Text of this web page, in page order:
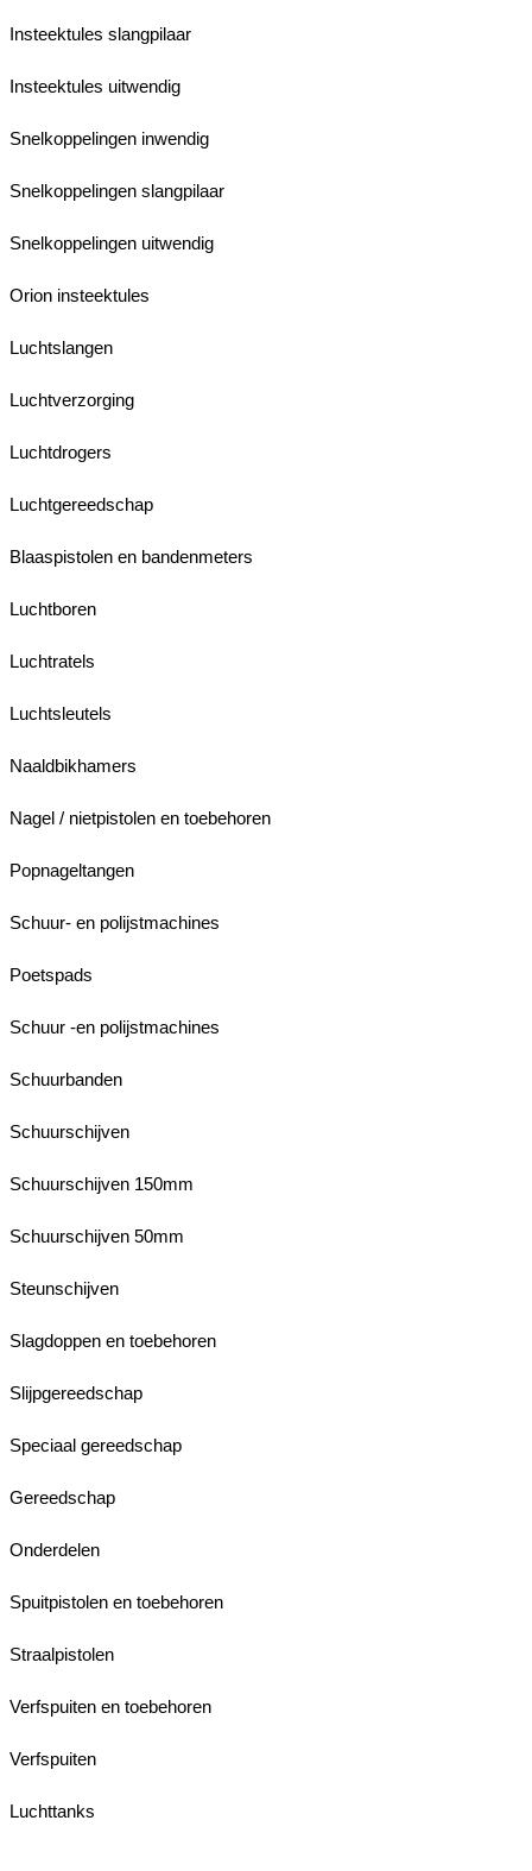
Insteektules slangpilaar
Insteektules uitwendig
Snelkoppelingen inwendig
Snelkoppelingen slangpilaar
Snelkoppelingen uitwendig
Orion insteektules
Luchtslangen
Luchtverzorging
Luchtdrogers
Luchtgereedschap
Blaaspistolen en bandenmeters
Luchtboren
Luchtratels
Luchtsleutels
Naaldbikhamers
Nagel / nietpistolen en toebehoren
Popnageltangen
Schuur- en polijstmachines
Poetspads
Schuur -en polijstmachines
Schuurbanden
Schuurschijven
Schuurschijven 150mm
Schuurschijven 50mm
Steunschijven
Slagdoppen en toebehoren
Slijpgereedschap
Speciaal gereedschap
Gereedschap
Onderdelen
Spuitpistolen en toebehoren
Straalpistolen
Verfspuiten en toebehoren
Verfspuiten
Luchttanks